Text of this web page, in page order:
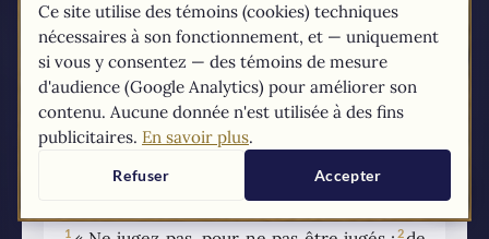
donné par surcroît.34 Ne vous faites pas de
souci pour demain : demain aura souci de lui-
même ; à chaque jour suffit sa peine.
7
1 2
Ce site utilise des témoins (cookies) techniques
nécessaires à son fonctionnement, et — uniquement
si vous y consentez — des témoins de mesure
d'audience (Google Analytics) pour améliorer son
contenu. Aucune donnée n'est utilisée à des fins
publicitaires. En savoir plus.
Refuser Accepter